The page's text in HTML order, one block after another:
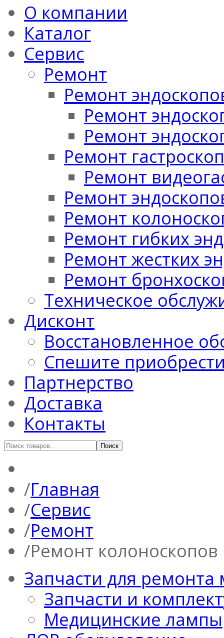
О компании
Каталог
Сервис
Ремонт
Ремонт
Ремонт
Ремонт
Ремонт
Ремонт
Ремонт
Ремонт
Ремонт гибких
Ремонт жестких
Ремонт
Техническое
Дисконт
Восстановленное
Спешите
Партнерство
Доставка
Контакты
Главная
Сервис
Ремонт
Ремонт колоноскопов
Запчасти для
Запчасти и
Медицинские лампы